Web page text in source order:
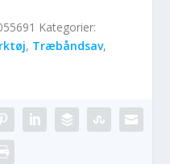
Kategorier:
, Træbåndsav,